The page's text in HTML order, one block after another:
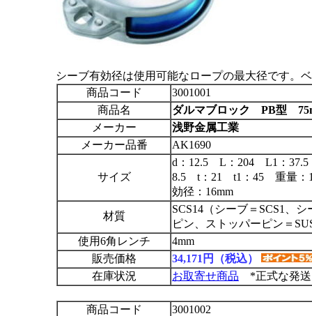
シーブ有効径は使用可能なロープの最大径です。
商品コード
3001001
商品名
ダルマブロック PB型
メーカー
浅野金属工業
メーカー品番
AK1690
サイズ
d：12.5 L：204 L1：
8.5 t：21 t1：45 重量：
効径：16mm
材質
SCS14（シーブ＝SCS1、
ピン、ストッパーピン＝
使用6角レンチ
4mm
販売価格
34,171円（税込）
在庫状況
お取寄せ商品 *正式な発送
商品コード
3001002